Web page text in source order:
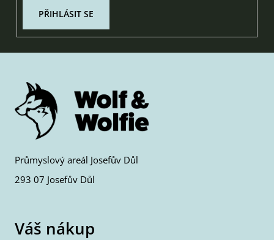
PŘIHLÁSIT SE
Průmyslový areál Josefův Důl
293 07 Josefův Důl
Váš nákup